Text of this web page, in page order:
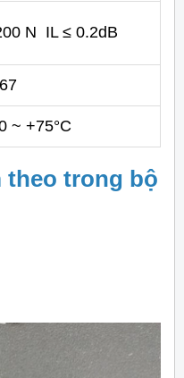
N IL ≤ 0.2dB
~ +75°C
theo trong bộ